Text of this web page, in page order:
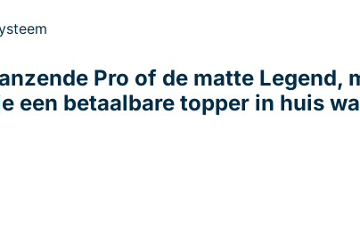
Pro of de matte Legend,
een betaalbare topper in huis